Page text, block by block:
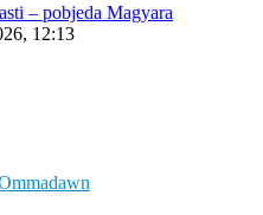
– pobjeda Magyara
12:13